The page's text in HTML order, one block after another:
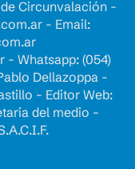
Circunvalación -
- Email:
- Whatsapp: (054)
Dellazoppa -
- Editor Web:
del medio -